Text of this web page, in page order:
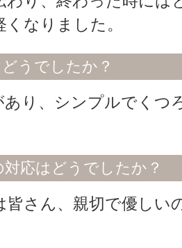
なりました。
うでしたか？
あり、シンプルでくつ
応はどうでしたか？
皆さん、親切で優しい